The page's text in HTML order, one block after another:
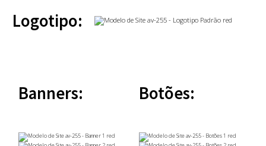
Logotipo:
Banners: Botões: